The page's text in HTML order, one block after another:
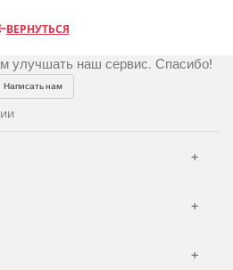
ВЕРНУТЬСЯ
улучшать наш сервис. Спасибо!
Написать нам